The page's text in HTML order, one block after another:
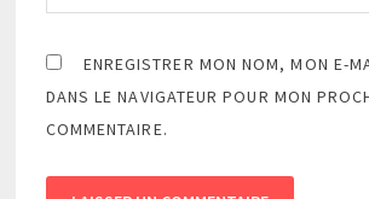
ENREGISTRER MON NOM, MON E-
DANS LE NAVIGATEUR POUR MON
COMMENTAIRE.